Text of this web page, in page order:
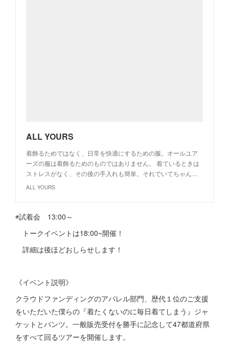
ALL YOURS
着飾るためではなく、日常を快適にするための服。オールユア
ーズの服は着飾るためのものではありません。 着ているときは
ストレスがなく、その後の手入れも簡単。それでいてちゃん…
ALL YOURS
◉試着会 13:00～
トークイベントは18:00~開催！
詳細は後ほどおしらせします！
《イベント説明》
クラウドファンディングのアパレル部門、歴代１位のご支援
をいただいた僕らの『着たくないのに毎日着てしまう』ジャ
ケットとパンツ。一般販売受付を勝手に記念して47都道府県
をすべて回るツアーを開催します。